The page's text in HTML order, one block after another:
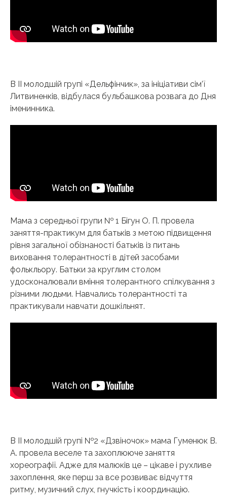
В II молодшій групі «Дельфінчик», за ініціативи сім’ї
Литвиненків, відбулася бульбашкова розвага до Дня
іменинника.
Мама з середньої групи № 1 Бігун О. П. провела
заняття-практикум для батьків з метою підвищення
рівня загальної обізнаності батьків із питань
виховання толерантності в дітей засобами
фолькльору. Батьки за круглим столом
удосконалювали вміння толерантного спілкування з
різними людьми. Навчались толерантності та
практикували навчати дошкільнят.
В ІІ молодшій групі №2 «Дзвіночок» мама Гуменюк В.
А. провела веселе та захоплююче заняття
хореографії. Адже для малюків це – цікаве і рухливе
захоплення, яке перш за все розвиває відчуття
ритму, музичний слух, гнучкість і координацію.